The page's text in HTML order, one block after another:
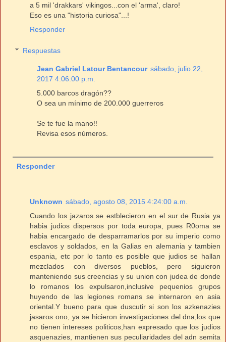
a 5 mil 'drakkars' vikingos...con el 'arma', claro!
Eso es una "historia curiosa"...!
Responder
Respuestas
Jean Gabriel Latour Bentancour sábado, julio 22,
2017 4:06:00 p.m.
5.000 barcos dragón??
O sea un mínimo de 200.000 guerreros
Se te fue la mano!!
Revisa esos números.
Responder
Unknown sábado, agosto 08, 2015 4:24:00 a.m.
Cuando los jazaros se estblecieron en el sur de Rusia ya
habia judios dispersos por toda europa, pues R0oma se
habia encargado de desparramarlos por su imperio como
esclavos y soldados, en la Galias en alemania y tambien
espania, etc por lo tanto es posible que judios se hallan
mezclados con diversos pueblos, pero siguieron
manteniendo sus creencias y su union con judea de donde
lo romanos los expulsaron,inclusive pequenios grupos
huyendo de las legiones romans se internaron en asia
oriental.Y bueno para que duscutir si son los azkenazies
jasaros ono, ya se hicieron investigaciones del dna,los que
no tienen intereses politicos,han expresado que los judios
asquenazies, mantienen sus peculiaridades del adn semita